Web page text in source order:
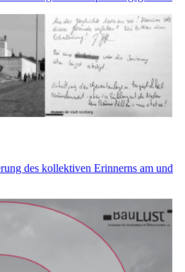
des kollektiven Erinnerns am und